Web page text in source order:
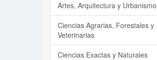
Artes, Arquitectura y Urbanismo
Ciencias Agrarias, Forestales y
Veterinarias
Ciencias Exactas y Naturales